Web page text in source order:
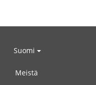
Suomi
Meistä